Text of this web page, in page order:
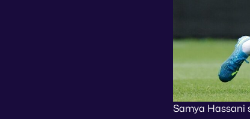
Samya Hassani